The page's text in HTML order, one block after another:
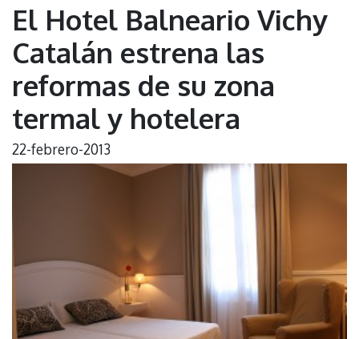
El Hotel Balneario Vichy
Catalán estrena las
reformas de su zona
termal y hotelera
22-febrero-2013